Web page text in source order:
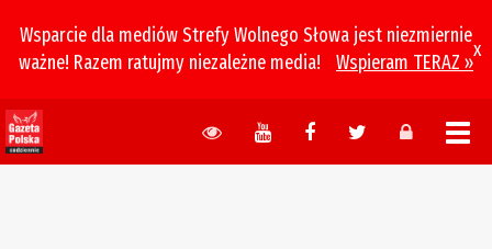
Wsparcie dla mediów Strefy Wolnego Słowa jest niezmiernie
ważne! Razem ratujmy niezależne media!
Wspieram TERAZ »
x